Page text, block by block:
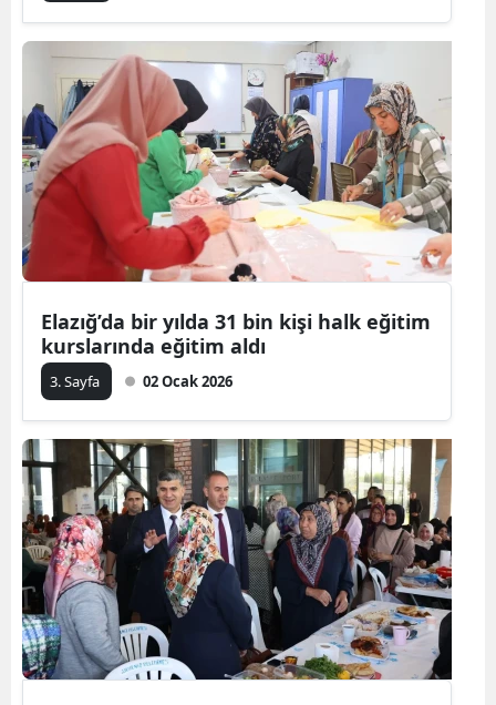
Elazığ’da bir yılda 31 bin kişi halk eğitim
kurslarında eğitim aldı
3. Sayfa 02 Ocak 2026